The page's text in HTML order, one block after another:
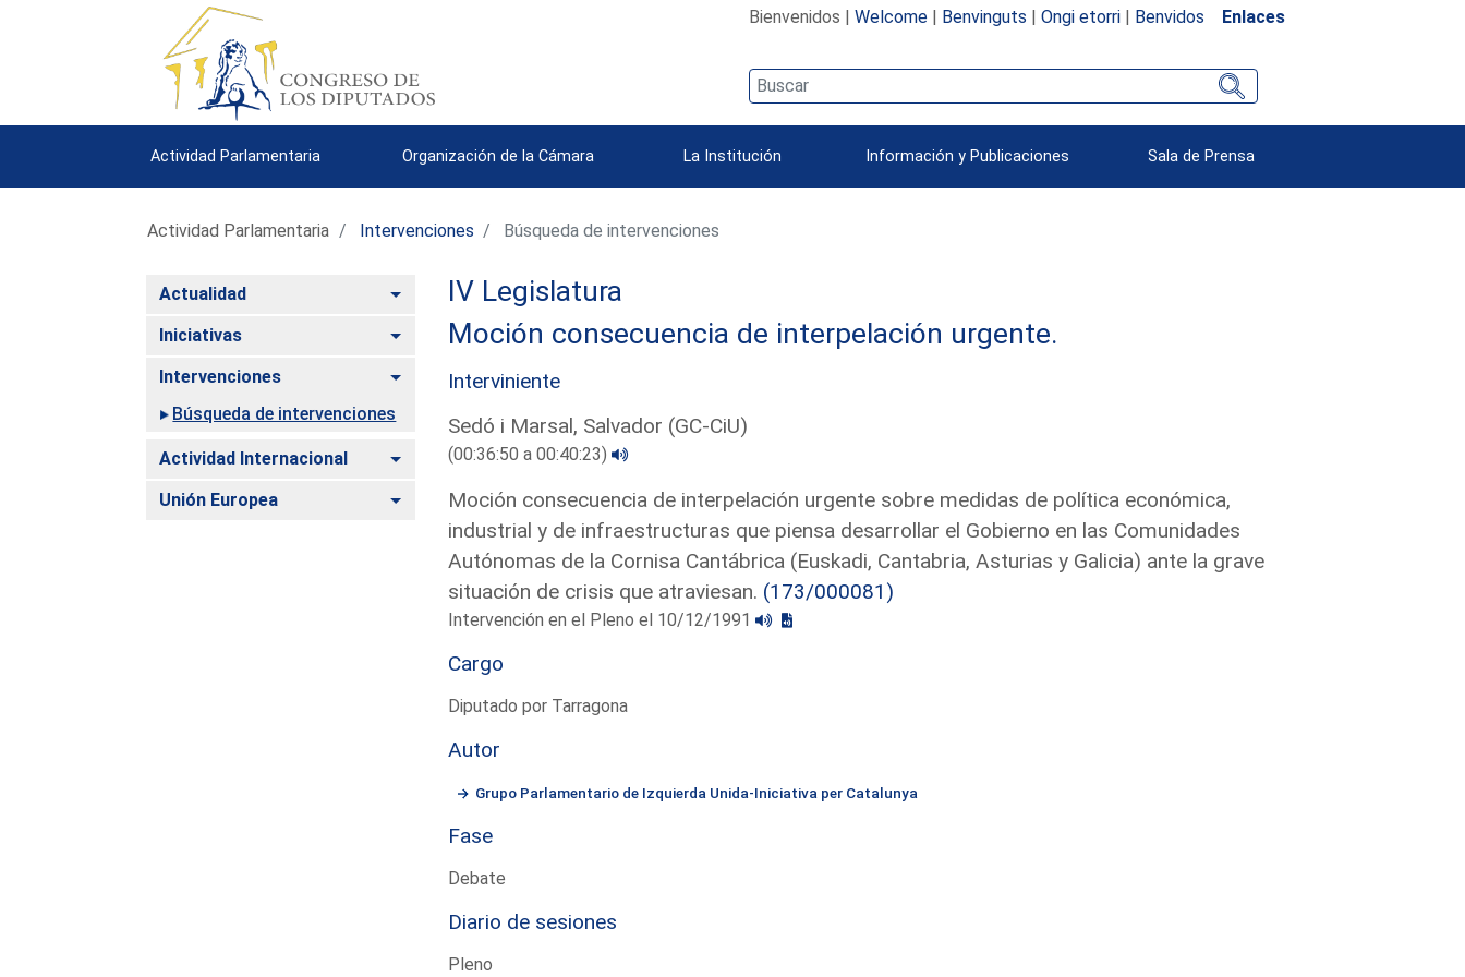
Bienvenidos | Welcome| Benvinguts | Ongi etorri| Benvidos Enlaces
Actividad Parlamentaria Organización de la Cámara La Institución Información y Publicaciones Sala de Prensa
Actividad Parlamentaria Intervenciones Búsqueda de intervenciones
Actualidad Alternar
Iniciativas Alternar
Intervenciones
Alternar
Búsqueda de intervenciones
Actividad Internacional Alternar
Unión Europea Alternar
IV Legislatura
Moción consecuencia de interpelación urgente.
Interviniente
Sedó i Marsal, Salvador (GC-CiU)
(00:36:50 a 00:40:23)
Moción consecuencia de interpelación urgente sobre medidas de política económica,
industrial y de infraestructuras que piensa desarrollar el Gobierno en las Comunidades
Autónomas de la Cornisa Cantábrica (Euskadi, Cantabria, Asturias y Galicia) ante la grave
situación de crisis que atraviesan. (173/000081)
Intervención en el Pleno el 10/12/1991
Cargo
Diputado por Tarragona
Autor
Grupo Parlamentario de Izquierda Unida-Iniciativa per Catalunya
Fase
Debate
Diario de sesiones
Pleno